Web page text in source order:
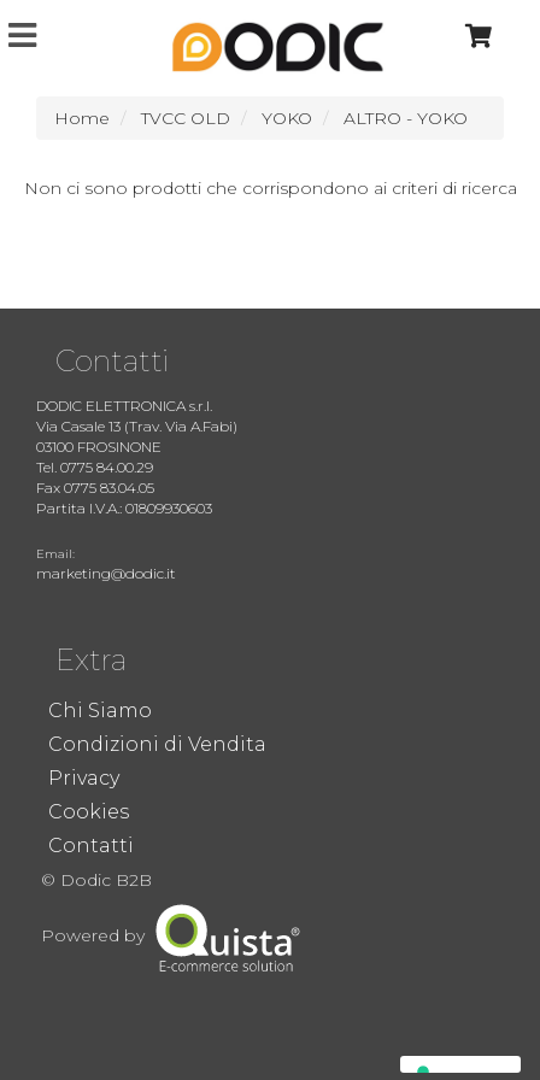
Home TVCC OLD YOKO ALTRO - YOKO
Non ci sono prodotti che corrispondono ai criteri di ricerca
Contatti
DODIC ELETTRONICA s.r.l.
Via Casale 13 (Trav. Via A.Fabi)
03100 FROSINONE
Tel. 0775 84.00.29
Fax 0775 83.04.05
Partita I.V.A.: 01809930603
Email:
marketing@dodic.it
Extra
Chi Siamo
Condizioni di Vendita
Privacy
Cookies
Contatti
© Dodic B2B
Powered by